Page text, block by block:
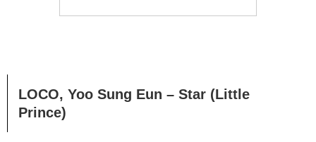
LOCO, Yoo Sung Eun – Star (Little
Prince)